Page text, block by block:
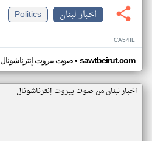
اخبار لبنان
Politics
CA54IL
صوت بيروت إنترناشونال• sawtbeirut.com
اخبار لبنان من صوت بيروت إنترناشونال